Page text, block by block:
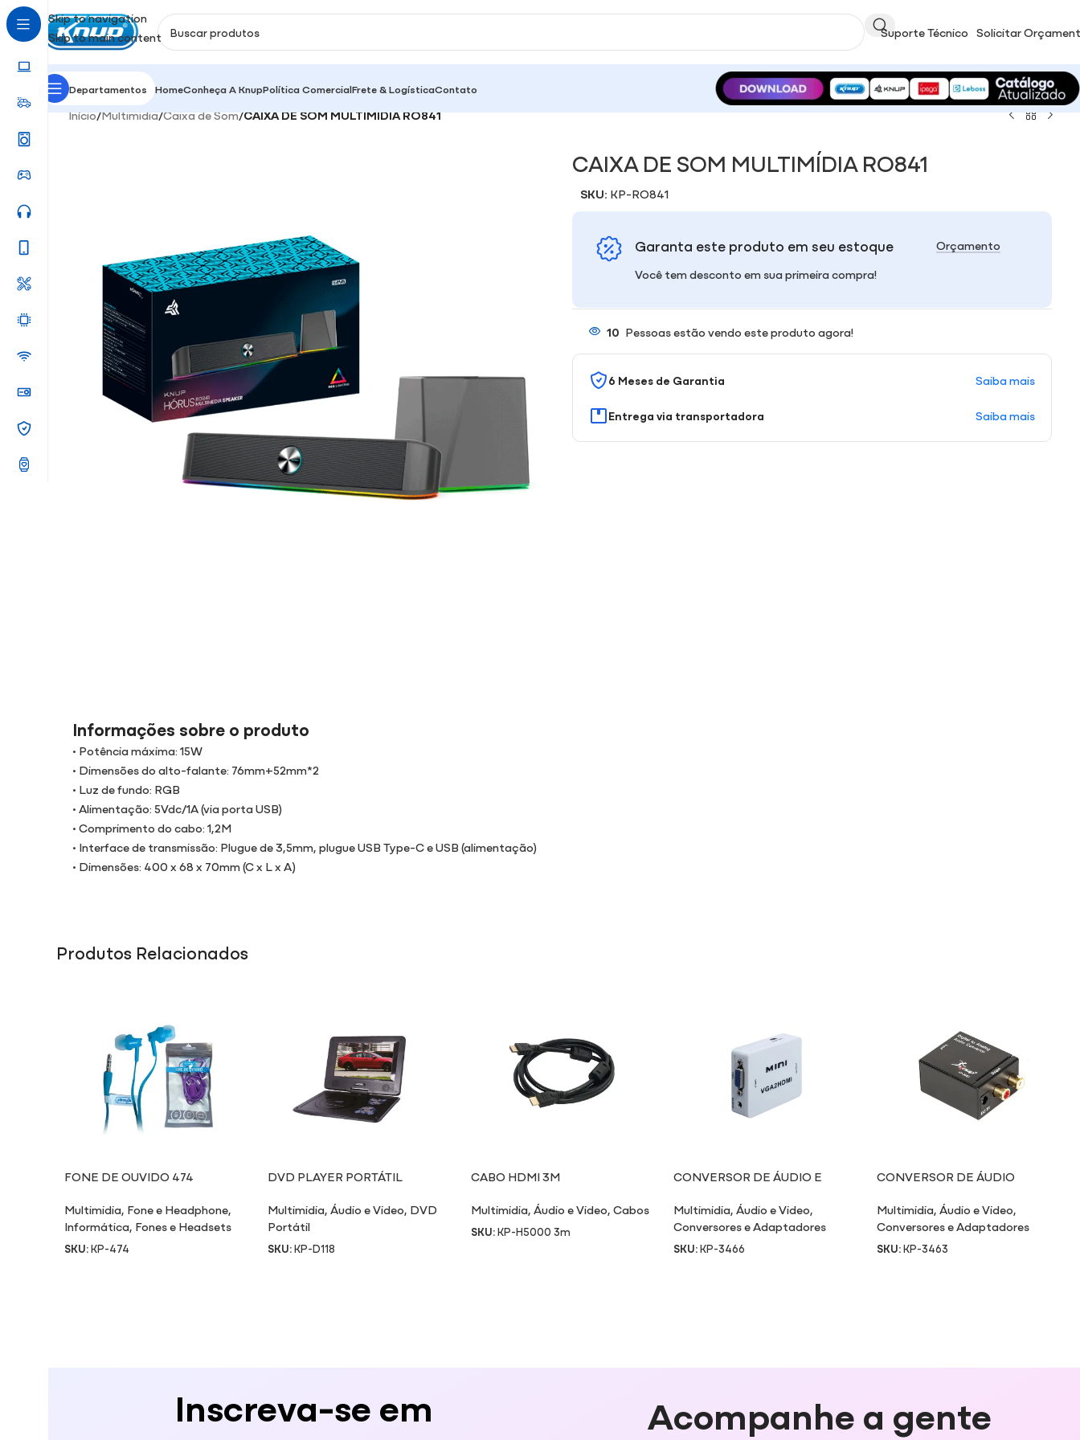
Skip to navigation
Skip to main content
Suporte Técnico Solicitar
Departamentos HomeConheça A KnupPolítica ComercialFrete & LogísticaContato
Início/Multimidia/Caixa de Som/CAIXA DE SOM MULTIMÍDIA RO841
CAIXA DE SOM MULTIMÍDIA RO841
SKU: KP-RO841
Garanta este produto em seu estoque
Você tem desconto em sua primeira compra!
Orçamento
10 Pessoas estão vendo este produto agora!
6 Meses de Garantia Saiba mais
Entrega via transportadora Saiba mais
Informações sobre o produto
• Potência máxima: 15W
• Dimensões do alto-falante: 76mm+52mm*2
• Luz de fundo: RGB
• Alimentação: 5Vdc/1A (via porta USB)
• Comprimento do cabo: 1,2M
• Interface de transmissão: Plugue de 3,5mm, plugue USB Type-C e USB (alimentação)
• Dimensões: 400 x 68 x 70mm (C x L x A)
Produtos Relacionados
FONE DE OUVIDO 474
Multimidia, Fone e Headphone,
Informática, Fones e Headsets
SKU:KP-474
DVD PLAYER PORTÁTIL
Multimidia,Áudio e Video, DVD
Portátil
SKU:KP-D118
CABO HDMI 3M
Multimidia,Áudio e Video,Cabos
SKU:KP-H5000 3m
CONVERSOR DE ÁUDIO E
Multimidia, Áudio e Video,
Conversores e Adaptadores
SKU:KP-3466
CONVERSOR DE ÁUDIO
Multimidia,Áudio e Video,
Conversores e Adaptadores
SKU:KP-3463
Inscreva-se em
Acompanhe a gente